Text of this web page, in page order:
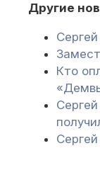
Другие
Кто